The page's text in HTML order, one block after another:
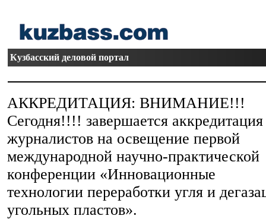
Кузбасский деловой портал
АККРЕДИТАЦИЯ: ВНИМАНИЕ!!!
Сегодня!!!! завершается аккредитация
журналистов на освещение первой
международной научно-практической
конференции «Инновационные
технологии переработки угля и
угольных пластов».